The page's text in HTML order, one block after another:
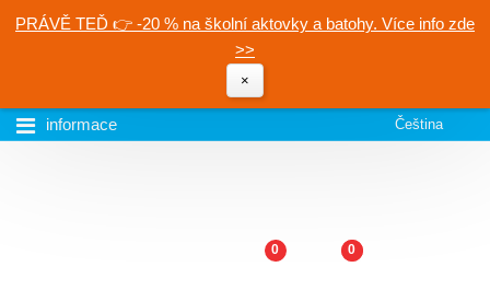
PRÁVĚ TEĎ 👉 -20 % na školní aktovky a batohy. Více info zde
>>
×
informace Čeština
0 0